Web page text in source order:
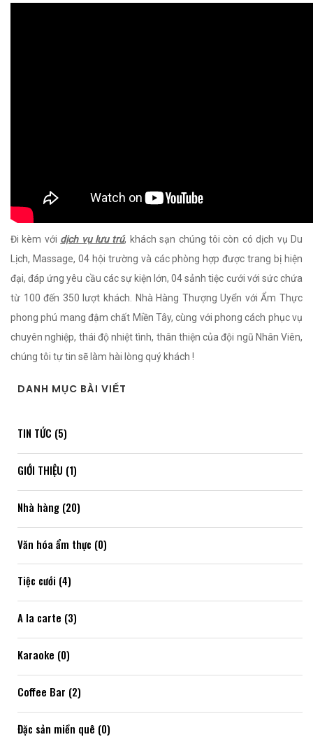
Đi kèm với dịch vụ lưu trú, khách sạn chúng tôi còn có dịch vụ Du
Lịch, Massage, 04 hội trường và các phòng hợp được trang bị hiện
đại, đáp ứng yêu cầu các sự kiện lớn, 04 sảnh tiệc cưới với sức chứa
từ 100 đến 350 lượt khách. Nhà Hàng Thượng Uyển với Ẩm Thực
phong phú mang đậm chất Miền Tây, cùng với phong cách phục vụ
chuyên nghiệp, thái độ nhiệt tình, thân thiện của đội ngũ Nhân Viên,
chúng tôi tự tin sẽ làm hài lòng quý khách !
DANH MỤC BÀI VIẾT
TIN TỨC (5)
GIỚI THIỆU (1)
Nhà hàng (20)
Văn hóa ẩm thực (0)
Tiệc cưới (4)
A la carte (3)
Karaoke (0)
Coffee Bar (2)
Đặc sản miền quê (0)